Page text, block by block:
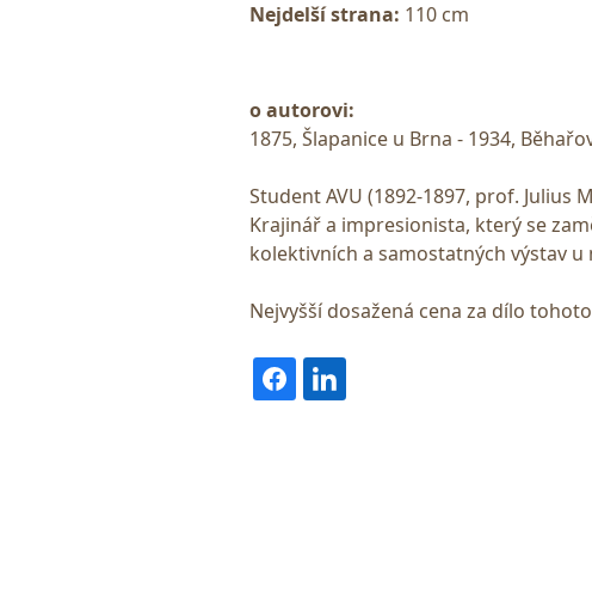
Nejdelší strana: 110 cm
o autorovi:
1875, Šlapanice u Brna - 1934,
Student AVU (1892-1897, prof.
Krajinář a impresionista, který se
kolektivních a samostatných výstav u
Nejvyšší dosažená cena za dílo